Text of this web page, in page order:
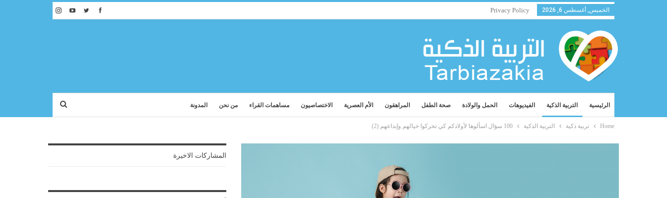
الخميس, أغسطس 6, 2026 Privacy Policy
الرئيسية التربية الذكية الفيديوهات الحمل والولادة صحة الطفل المراهقون الأم العصرية الاختصاصيون مساهمات القراء من نحن المدونة
Home تربية ذكية التربية الذكية 100 سؤال اسألوها لأولادكم كي تحركوا خيالهم وإبداعهم (2)
المشاركات الاخيرة